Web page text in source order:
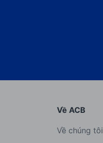
Về ACB
Về chúng tôi